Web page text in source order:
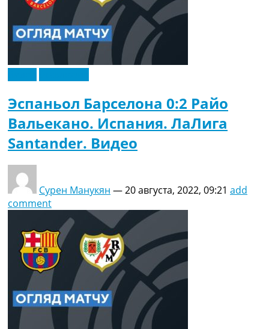
Эспаньол Барселона 0:2 Райо
Вальекано. Испания. ЛаЛига
Santander. Видео
Сурен Манукян —20 августа, 2022, 09:21 add
comment